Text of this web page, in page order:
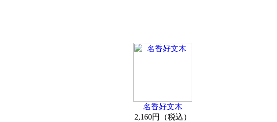
名香好文木
2,160円（税込）